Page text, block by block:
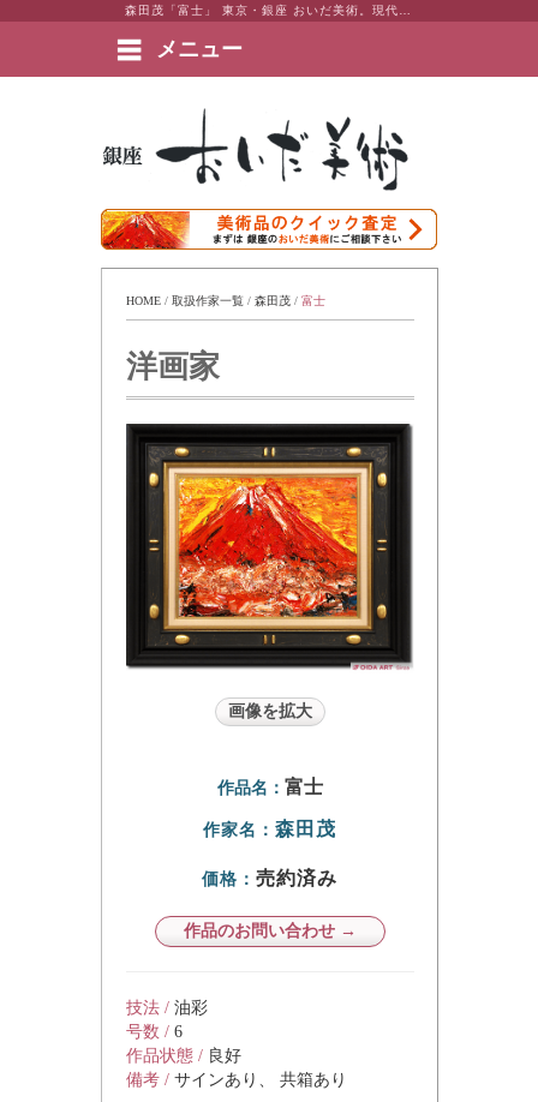
メニュー
絵画など美術品の販売と買取 | 東京・銀座 おいだ美術
HOME / 取扱作家一覧 / 森田茂 / 富士
洋画家
画像を拡大
作品名： 富士
作家名： 森田茂
価格： 売約済み
作品のお問い合わせ →
技法 / 油彩
号数 / 6
作品状態 / 良好
備考 / サインあり、 共箱あり